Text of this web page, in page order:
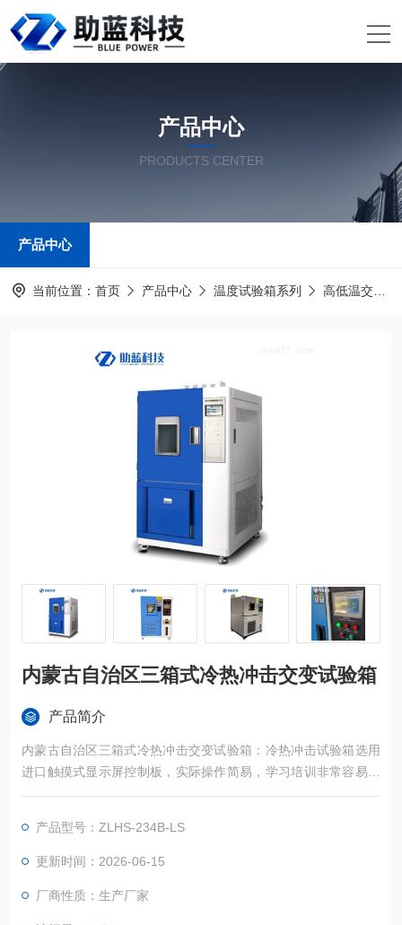
产品中心
PRODUCTS CENTER
产品中心
当前位置： 首页 产品中心 温度试验箱系列 高低温交变湿热试验箱
内蒙古自治区三箱式冷热冲击交变试验箱
产品简介
内蒙古自治区三箱式冷热冲击交变试验箱：冷热冲击试验箱选用
进口触摸式显示屏控制板，实际操作简易，学习培训非常容易，
广泛运用于半导体元器件、电子设备、塑胶五金构件化工原料和
验！
产品型号：ZLHS-234B-LS
更新时间：2026-06-15
厂商性质：生产厂家